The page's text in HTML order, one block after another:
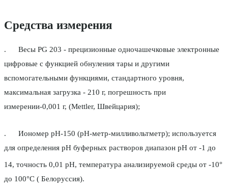
Средства измерения
. Весы PG 203 - прецизионные одночашечковые электронные
цифровые с функцией обнуления тары и другими
вспомогательными функциями, стандартного уровня,
максимальная загрузка - 210 г, погрешность при
измерении-0,001 г, (Mettler, Швейцария);
. Иономер рН-150 (рН-метр-милливольтметр); используется
для определения рН буферных растворов диапазон рН от -1 до
14, точность 0,01 рН, температура анализируемой среды от -10°
до 100°С ( Белоруссия).